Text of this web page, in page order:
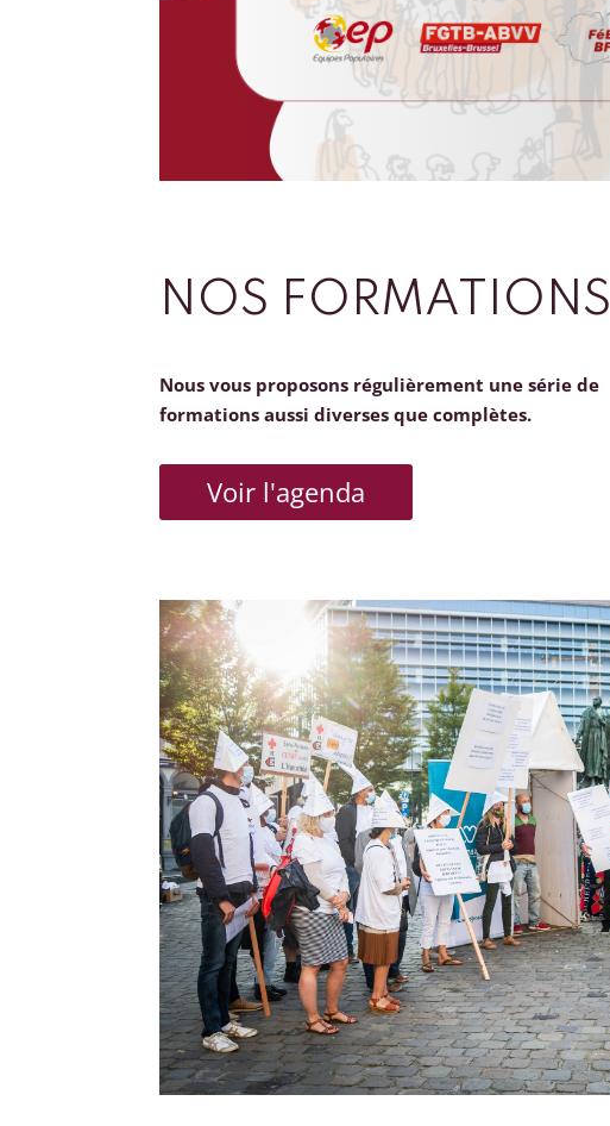
NOS FORMATIONS
Nous vous proposons régulièrement une série de
formations aussi diverses que complètes.
Voir l'agenda